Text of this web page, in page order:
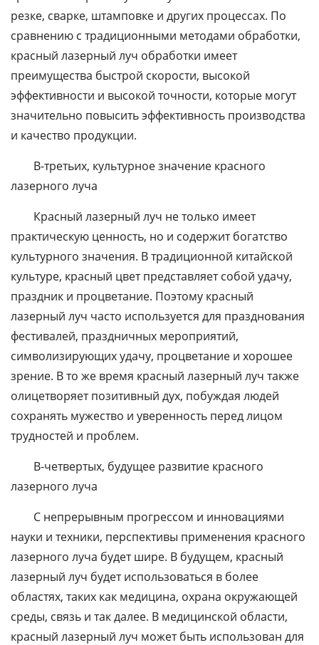
резке, сварке, штамповке и других процессах. По
сравнению с традиционными методами обработки,
красный лазерный луч обработки имеет
преимущества быстрой скорости, высокой
эффективности и высокой точности, которые могут
значительно повысить эффективность производства
и качество продукции.
В-третьих, культурное значение красного
лазерного луча
Красный лазерный луч не только имеет
практическую ценность, но и содержит богатство
культурного значения. В традиционной китайской
культуре, красный цвет представляет собой удачу,
праздник и процветание. Поэтому красный
лазерный луч часто используется для празднования
фестивалей, праздничных мероприятий,
символизирующих удачу, процветание и хорошее
зрение. В то же время красный лазерный луч также
олицетворяет позитивный дух, побуждая людей
сохранять мужество и уверенность перед лицом
трудностей и проблем.
В-четвертых, будущее развитие красного
лазерного луча
С непрерывным прогрессом и инновациями
науки и техники, перспективы применения красного
лазерного луча будет шире. В будущем, красный
лазерный луч будет использоваться в более
областях, таких как медицина, охрана окружающей
среды, связь и так далее. В медицинской области,
красный лазерный луч может быть использован для